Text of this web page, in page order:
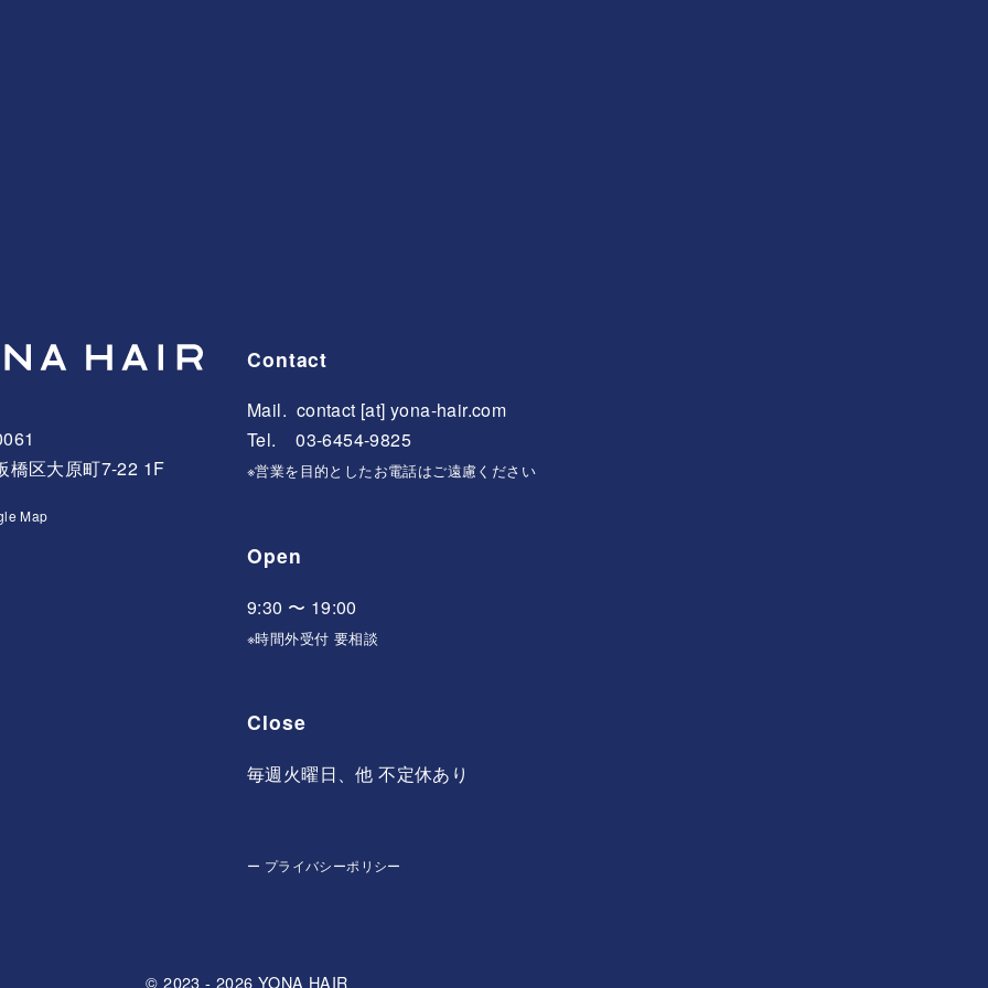
橋区大原町7-22 1F
Map
Contact
Mail. contact [at] yona-hair.com
Tel. 03-6454-9825
※営業を目的としたお電話はご遠慮ください
Open
9:30 〜 19:00
※時間外受付 要相談
Close
毎週火曜日、他 不定休あり
ー プライバシーポリシー
© 2023 - 2026 YONA HAIR